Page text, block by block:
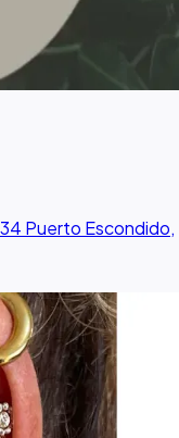
Puerto Escondido,